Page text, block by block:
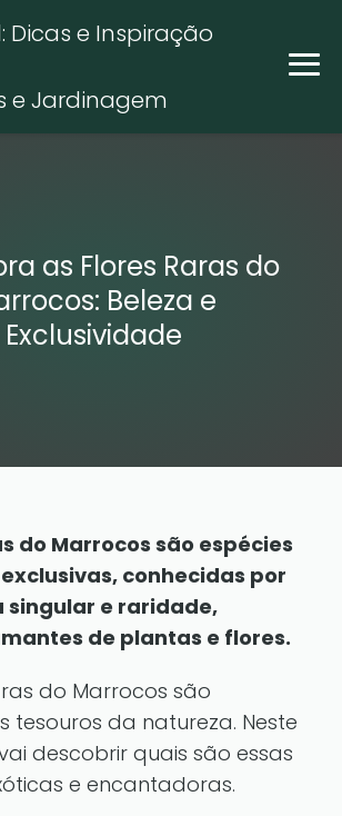
Dicas e Inspiração
e Jardinagem
as Flores Raras do
Beleza e
Exclusividade
do Marrocos são espécies
conhecidas por
singular e raridade,
de plantas e flores.
do Marrocos são
tesouros da natureza. Neste
descobrir quais são essas
e encantadoras.